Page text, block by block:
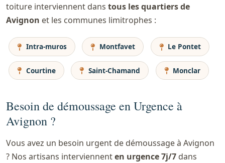
toiture interviennent dans tous les quartiers de
Avignon et les communes limitrophes :
Intra-muros Montfavet Le Pontet
Courtine Saint-Chamand Monclar
Besoin de démoussage en Urgence à
Avignon ?
Vous avez un besoin urgent de démoussage à Avignon
? Nos artisans interviennenten urgence 7j/7 dans